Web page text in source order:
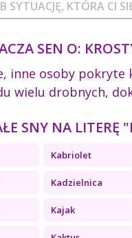
SEN O:
inne osoby
wielu drobnych,
SNY NA LITERĘ
Kabriolet
Kadzielnica
Kajak